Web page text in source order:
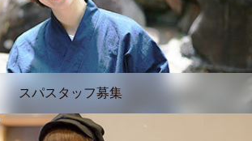
スパスタッフ募集